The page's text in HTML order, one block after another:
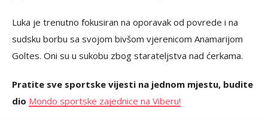
Luka je trenutno fokusiran na oporavak od povrede i na
sudsku borbu sa svojom bivšom vjerenicom Anamarijom
Goltes. Oni su u sukobu zbog starateljstva nad ćerkama.
Pratite sve sportske vijesti na jednom mjestu, budite
dio Mondo sportske zajednice na Viberu!